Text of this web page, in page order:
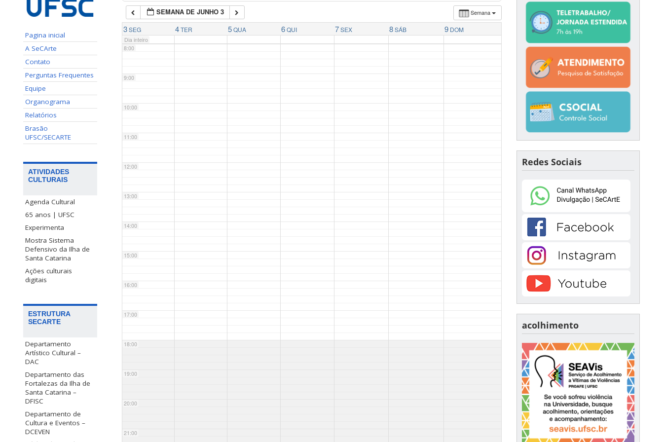
Pagina inicial
A SeCArte
Contato
Perguntas Frequentes
Equipe
Organograma
Relatórios
Brasão
UFSC/SECARTE
ATIVIDADES
CULTURAIS
Agenda Cultural
65 anos | UFSC
Experimenta
Mostra Sistema
Defensivo da Ilha de
Santa Catarina
Ações culturais
digitais
ESTRUTURA
SECARTE
Departamento
Artístico Cultural –
DAC
Departamento das
Fortalezas da Ilha de
Santa Catarina –
DFISC
Departamento de
Cultura e Eventos –
DCEVEN
Semana
SEMANA DE JUNHO 3
3 SEG 4 TER 5 QUA 6 QUI 7 SEX 8 SÁB 9 DOM
Dia inteiro
7:00
8:00
9:00
10:00
11:00
12:00
13:00
14:00
15:00
16:00
17:00
18:00
19:00
20:00
21:00
Redes Sociais
acolhimento